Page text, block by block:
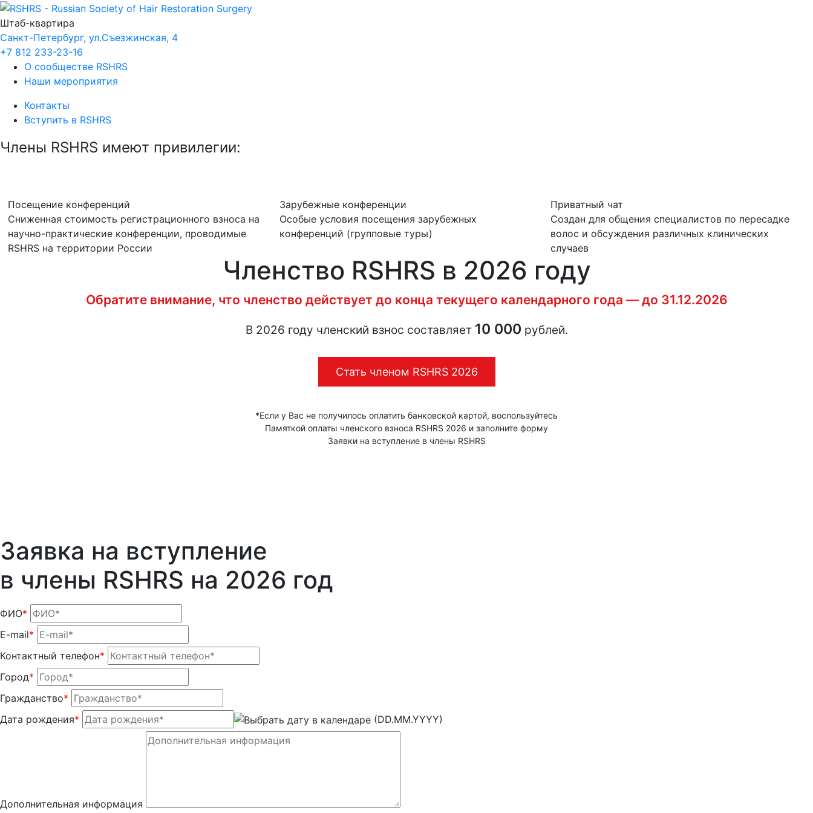
Штаб-квартира
Санкт-Петербург, ул.Съезжинская, 4
+7 812 233-23-16
О сообществе RSHRS
Наши мероприятия
Контакты
Вступить в RSHRS
Члены RSHRS имеют привилегии:
Посещение конференций
Cниженная стоимость регистрационного взноса на
научно-практические конференции, проводимые
RSHRS на территории России
Зарубежные конференции
Особые условия посещения зарубежных
конференций (групповые туры)
Приватный чат
Создан для общения специалистов по пересадке
волос и обсуждения различных клинических
случаев
Членство RSHRS в 2026 году
Обратите внимание, что членство действует до конца текущего календарного года — до 31.12.2026
В 2026 году членский взнос составляет 10 000 рублей.
Стать членом RSHRS 2026
*Если у Вас не получилось оплатить банковской картой, воспользуйтесь
Памяткой оплаты членского взноса RSHRS 2026 и заполните форму
Заявки на вступление в члены RSHRS
Заявка на вступление
в члены RSHRS на 2026 год
ФИО*
E-mail*
Контактный телефон*
Город*
Гражданство*
Дата рождения* (DD.MM.YYYY)
Дополнительная информация